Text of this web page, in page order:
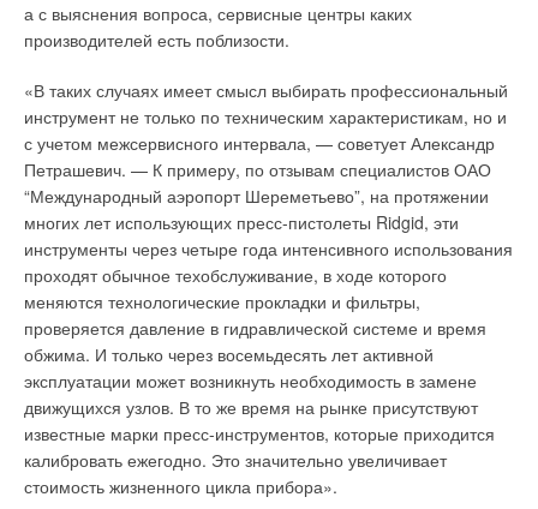
а с выяснения вопроса, сервисные центры каких
производителей есть поблизости.
«В таких случаях имеет смысл выбирать профессиональный
инструмент не только по техническим характеристикам, но и
с учетом межсервисного интервала, — советует Александр
Петрашевич. — К примеру, по отзывам специалистов ОАО
“Международный аэропорт Шереметьево”, на протяжении
многих лет использующих пресс-пистолеты Ridgid, эти
инструменты через четыре года интенсивного использования
проходят обычное техобслуживание, в ходе которого
меняются технологические прокладки и фильтры,
проверяется давление в гидравлической системе и время
обжима. И только через восемьдесять лет активной
эксплуатации может возникнуть необходимость в замене
движущихся узлов. В то же время на рынке присутствуют
известные марки пресс-инструментов, которые приходится
калибровать ежегодно. Это значительно увеличивает
стоимость жизненного цикла прибора».